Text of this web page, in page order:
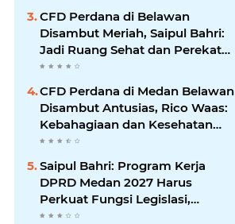
CFD Perdana di Belawan
Disambut Meriah, Saipul Bahri:
Jadi Ruang Sehat dan Perekat
Kebersamaan Warga Medan
CFD Perdana di Medan Belawan
Disambut Antusias, Rico Waas:
Kebahagiaan dan Kesehatan
Harus Hadir di Seluruh Penjuru
Kota
Saipul Bahri: Program Kerja
DPRD Medan 2027 Harus
Perkuat Fungsi Legislasi,
Anggaran dan Pengawasan